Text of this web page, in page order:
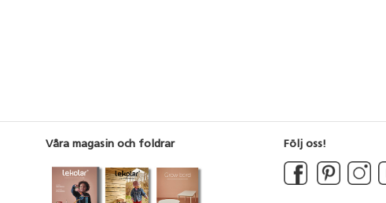
Våra magasin och foldrar Följ oss!